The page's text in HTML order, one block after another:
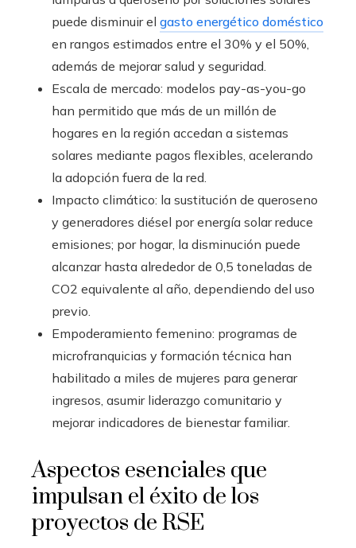
puede disminuir el gasto energético doméstico
en rangos estimados entre el 30% y el 50%,
además de mejorar salud y seguridad.
Escala de mercado: modelos pay-as-you-go
han permitido que más de un millón de
hogares en la región accedan a sistemas
solares mediante pagos flexibles, acelerando
la adopción fuera de la red.
Impacto climático: la sustitución de queroseno
y generadores diésel por energía solar reduce
emisiones; por hogar, la disminución puede
alcanzar hasta alrededor de 0,5 toneladas de
CO2 equivalente al año, dependiendo del uso
previo.
Empoderamiento femenino: programas de
microfranquicias y formación técnica han
habilitado a miles de mujeres para generar
ingresos, asumir liderazgo comunitario y
mejorar indicadores de bienestar familiar.
Aspectos esenciales que
impulsan el éxito de los
proyectos de RSE